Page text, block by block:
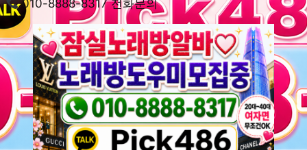
010-8888-8317 전화문의